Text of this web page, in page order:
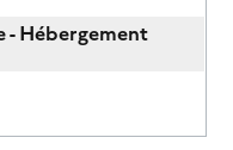
- Hébergement